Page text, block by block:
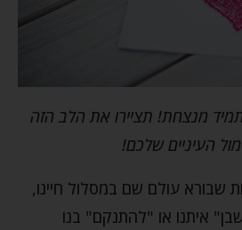
מנצחת! תציירו את הלב הזה
העיניים שלכם!
שבורא עולם שם במסלול חיינו,
איתנו או "להתנקם" בנו